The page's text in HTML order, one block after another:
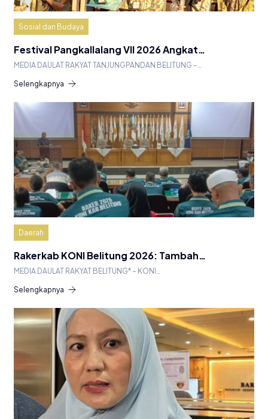
Sosial dan Budaya
Festival Pangkallalang VII 2026 Angkat…
MEDIA DAULAT RAKYAT TANJUNGPANDAN BELITUNG –…
Selengkapnya
Daerah
Rakerkab KONI Belitung 2026: Tambah…
MEDIA DAULAT RAKYAT BELITUNG* – KONI…
Selengkapnya